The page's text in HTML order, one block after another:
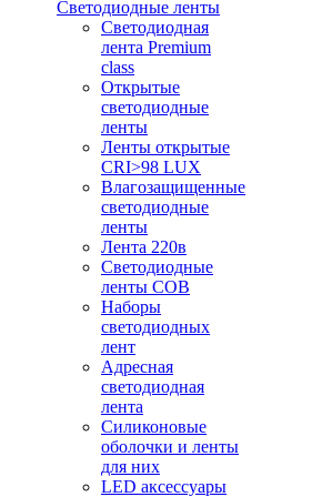
Светодиодные ленты
Светодиодная
лента Premium
class
Открытые
светодиодные
ленты
Ленты открытые
CRI>98 LUX
Влагозащищенные
светодиодные
ленты
Лента 220в
Светодиодные
ленты COB
Наборы
светодиодных
лент
Адресная
светодиодная
лента
Силиконовые
оболочки и ленты
для них
LED аксессуары